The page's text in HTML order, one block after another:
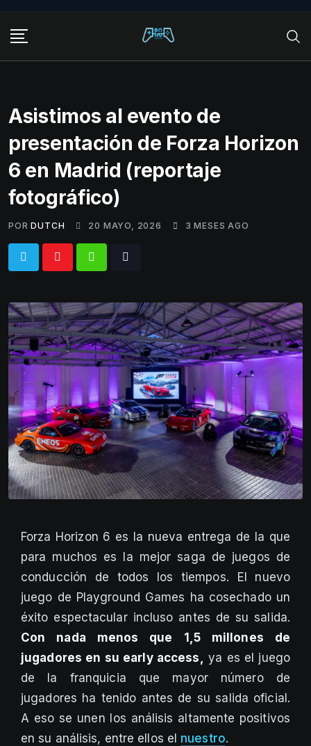
content
Asistimos al evento de
presentación de Forza Horizon
6 en Madrid (reportaje
fotográfico)
POR DUTCH 20 MAYO, 2026 3 MESES AGO
WhatsappTiktok
Forza Horizon 6 es la nueva entrega de la que
para muchos es la mejor saga de juegos de
conducción de todos los tiempos. El nuevo
juego de Playground Games ha cosechado un
éxito espectacular incluso antes de su salida.
Con nada menos que 1,5 millones de
jugadores en su early access,
ya es el juego
de la franquicia que mayor número de
jugadores ha tenido antes de su salida oficial.
A eso se unen los análisis altamente positivos
en su análisis, entre ellos el nuestro.